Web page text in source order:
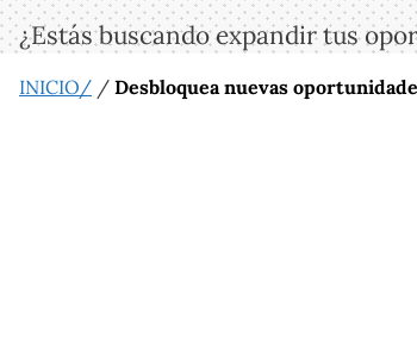
¿Estás buscando expandir tus
INICIO/ / Desbloquea nuevas